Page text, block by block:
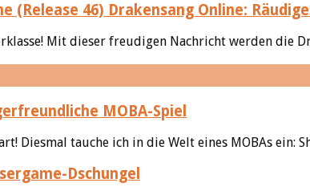
Drakensang Online:
Mit dieser freudigen Nachricht werden die
MOBA-Spiel
Diesmal tauche ich in die Welt eines MOBAs ein:
Dschungel